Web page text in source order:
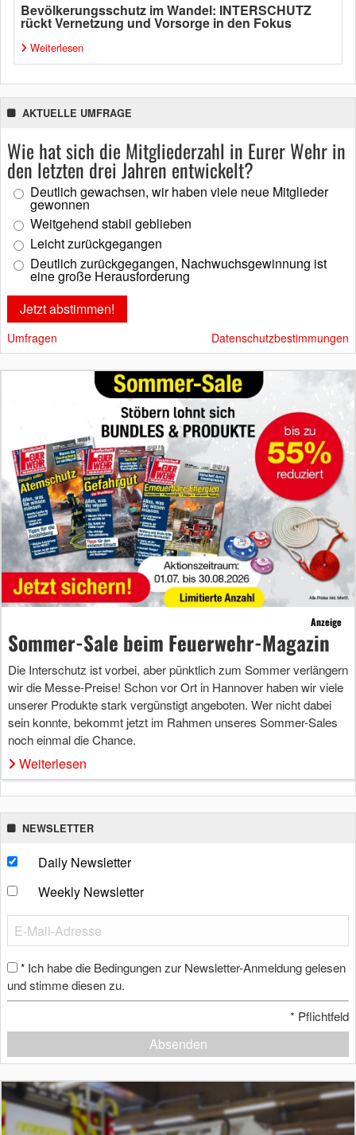
Bevölkerungsschutz im Wandel: INTERSCHUTZ
rückt Vernetzung und Vorsorge in den Fokus
Weiterlesen
AKTUELLE UMFRAGE
Wie hat sich die Mitgliederzahl in Eurer Wehr in
den letzten drei Jahren entwickelt?
Deutlich gewachsen, wir haben viele neue Mitglieder
gewonnen
Weitgehend stabil geblieben
Leicht zurückgegangen
Deutlich zurückgegangen, Nachwuchsgewinnung ist
eine große Herausforderung
Umfragen Datenschutzbestimmungen
Anzeige
Sommer-Sale beim Feuerwehr-Magazin
Die Interschutz ist vorbei, aber pünktlich zum Sommer verlängern
wir die Messe-Preise! Schon vor Ort in Hannover haben wir viele
unserer Produkte stark vergünstigt angeboten. Wer nicht dabei
sein konnte, bekommt jetzt im Rahmen unseres Sommer-Sales
noch einmal die Chance.
Weiterlesen
NEWSLETTER
Daily Newsletter
Weekly Newsletter
* Ich habe die Bedingungen zur Newsletter-Anmeldung gelesen
und stimme diesen zu.
* Pflichtfeld
Absenden